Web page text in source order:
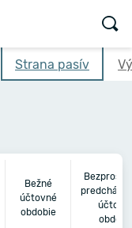
Strana pasív
Bežné
účtovné
obdobie